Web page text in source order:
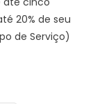
20% de seu
de Serviço)